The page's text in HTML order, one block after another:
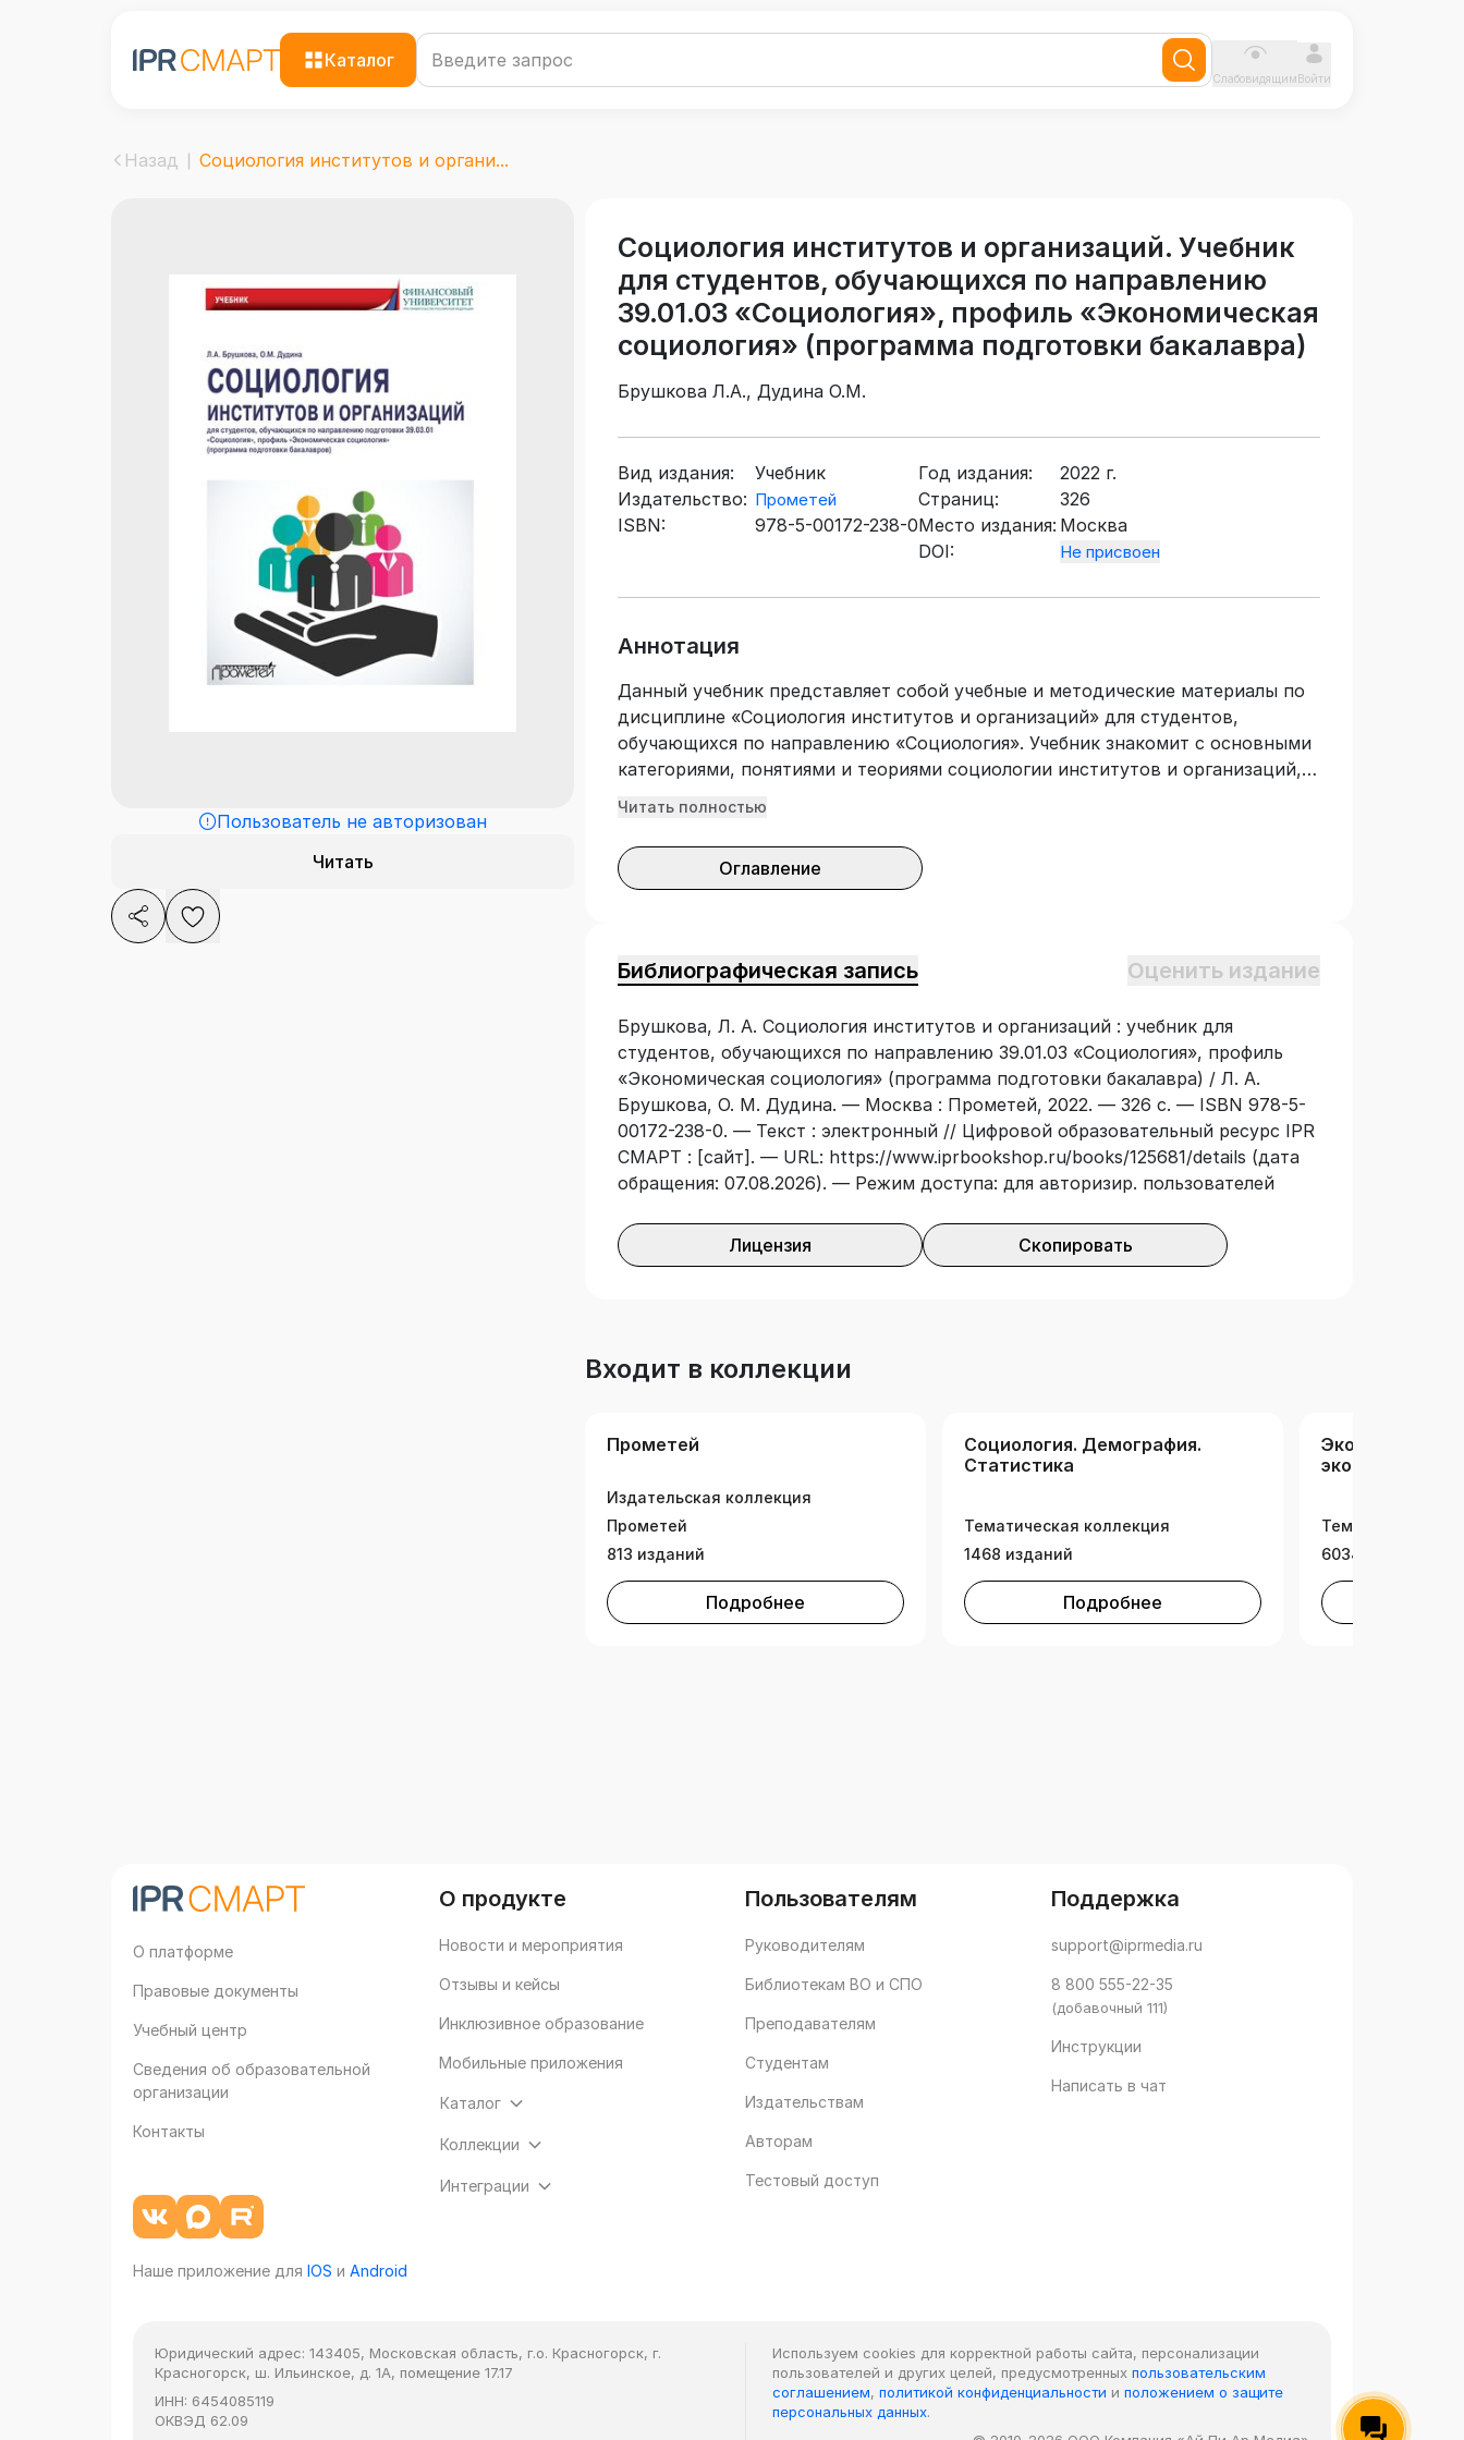
Каталог
СлабовидящимВойти
Назад Социология институтов и органи...
Пользователь не авторизован
Читать
Социология институтов и организаций. Учебник
для студентов, обучающихся по направлению
39.01.03 «Социология», профиль «Экономическая
социология» (программа подготовки бакалавра)
Брушкова Л.А., Дудина О.М.
Вид издания:
Учебник
Издательство: Прометей
ISBN: 978-5-00172-238-0
Год издания:
2022 г.
Страниц:
326
Место издания: Москва
DOI:
Не присвоен
Аннотация
Данный учебник представляет собой учебные и методические материалы по
дисциплине «Социология институтов и организаций» для студентов,
обучающихся по направлению «Социология». Учебник знакомит с основными
категориями, понятиями и теориями социологии институтов и организаций,
предлагает аналитический материал по реальному функционированию
содержит не только теоретические материалы, но и требования к
результатам освоения дисциплины, вопросы и практические задания для
Читать полностью
Оглавление
Библиографическая запись Оценить издание
Брушкова, Л. А. Социология институтов и организаций : учебник для
студентов, обучающихся по направлению 39.01.03 «Социология», профиль
«Экономическая социология» (программа подготовки бакалавра) / Л. А.
Брушкова, О. М. Дудина. — Москва : Прометей, 2022. — 326 с. — ISBN 978-5-
00172-238-0. — Текст : электронный // Цифровой образовательный ресурс IPR
СМАРТ : [сайт]. — URL: https://www.iprbookshop.ru/books/125681/details (дата
обращения: 07.08.2026). — Режим доступа: для авторизир. пользователей
Лицензия Скопировать
Входит в коллекции
Прометей
Издательская коллекция
Прометей
813 изданий
Подробнее
Социология. Демография.
Статистика
Тематическая коллекция
1468 изданий
Подробнее
Экономика.
экономика
Тематическая
6034 издания
О платформе
Правовые документы
Учебный центр
Сведения об образовательной
организации
Контакты
Наше приложение для IOS и Android
О продукте
Новости и мероприятия
Отзывы и кейсы
Инклюзивное образование
Мобильные приложения
Каталог
Коллекции
Интеграции
Пользователям
Руководителям
Библиотекам ВО и СПО
Преподавателям
Студентам
Издательствам
Авторам
Тестовый доступ
Поддержка
support@iprmedia.ru
8 800 555-22-35
(добавочный 111)
Инструкции
Написать в чат
Юридический адрес: 143405, Московская область, г.о. Красногорск, г.
Красногорск, ш. Ильинское, д. 1А, помещение 17.17
ИНН: 6454085119
ОКВЭД 62.09
Используем cookies для корректной работы сайта, персонализации
пользователей и других целей, предусмотренных пользовательским
соглашением, политикой конфиденциальности и положением о защите
персональных данных.